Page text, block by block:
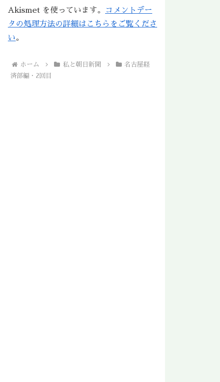
Akismet を使っています。
コメントデー
タの処理方法の詳細はこちらをご覧くださ
い。
ホーム 私と朝日新聞
名古屋経
済部編・2回目